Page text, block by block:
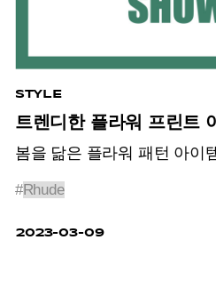
STYLE
트렌디한 플라워 프린트
봄을 닮은 플라워 패턴 아이
#Rhude
2023-03-09